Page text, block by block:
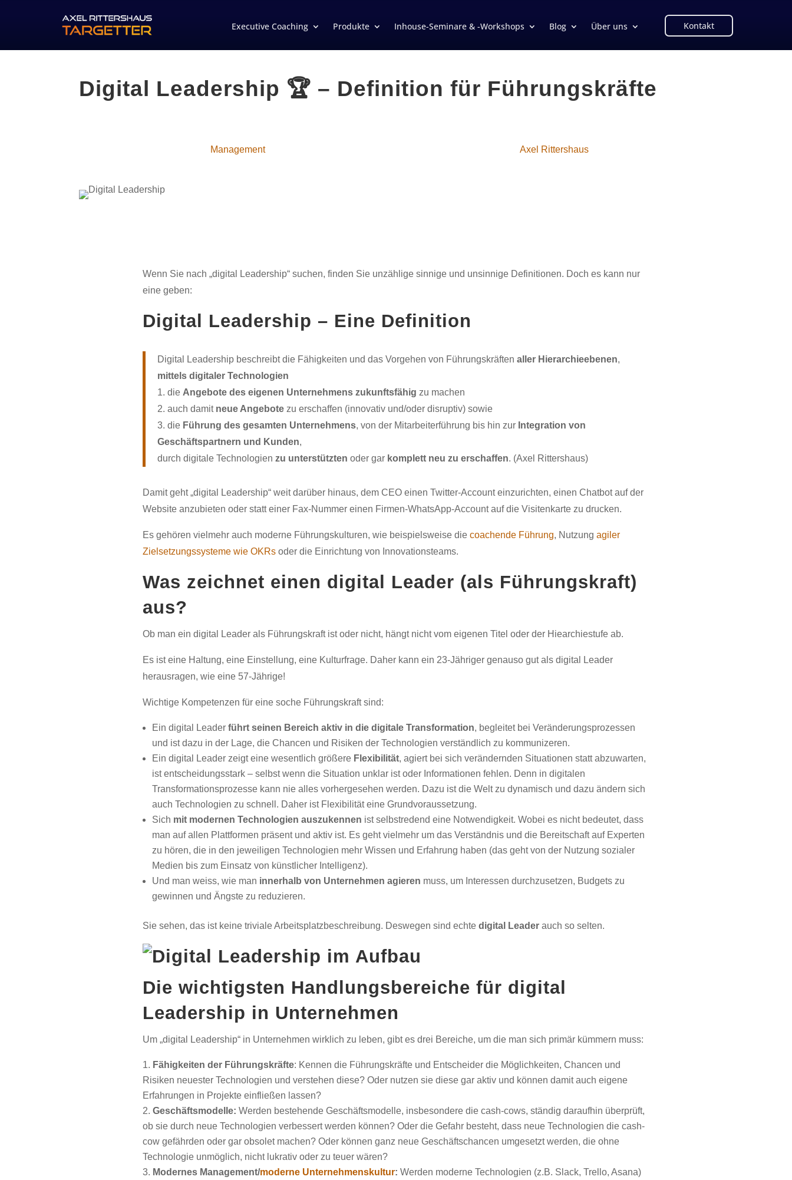
Executive Coaching Produkte Inhouse-Seminare & -Workshops Blog Über uns Kontakt
Digital Leadership 🏆 – Definition für Führungskräfte
Management Axel Rittershaus
Wenn Sie nach „digital Leadership“ suchen, finden Sie unzählige sinnige und unsinnige Definitionen. Doch es kann nur
eine geben:
Digital Leadership – Eine Definition
Digital Leadership beschreibt die Fähigkeiten und das Vorgehen von Führungskräften aller Hierarchieebenen,
mittels digitaler Technologien
1. die Angebote des eigenen Unternehmens zukunftsfähig zu machen
2. auch damit neue Angebotezu erschaffen (innovativ und/oder disruptiv) sowie
3. die Führung des gesamten Unternehmens, von der Mitarbeiterführung bis hin zurIntegration von
Geschäftspartnern und Kunden,
durch digitale Technologien zu unterstützten oder gar komplett neu zu erschaffen. (Axel Rittershaus)
Damit geht „digital Leadership“ weit darüber hinaus, dem CEO einen Twitter-Account einzurichten, einen Chatbot auf der
Website anzubieten oder statt einer Fax-Nummer einen Firmen-WhatsApp-Account auf die Visitenkarte zu drucken.
Es gehören vielmehr auch moderne Führungskulturen, wie beispielsweise die coachende Führung, Nutzung agiler
Zielsetzungssysteme wie OKRsoder die Einrichtung von Innovationsteams.
Was zeichnet einen digital Leader (als Führungskraft)
aus?
Ob man ein digital Leader als Führungskraft ist oder nicht, hängt nicht vom eigenen Titel oder der Hiearchiestufe ab.
Es ist eine Haltung, eine Einstellung, eine Kulturfrage. Daher kann ein 23-Jähriger genauso gut als digital Leader
herausragen, wie eine 57-Jährige!
Wichtige Kompetenzen für eine soche Führungskraft sind:
Ein digital Leader führt seinen Bereich aktiv in die digitale Transformation, begleitet bei Veränderungsprozessen
und ist dazu in der Lage, die Chancen und Risiken der Technologien verständlich zu kommunizeren.
Ein digital Leader zeigt eine wesentlich größere Flexibilität, agiert bei sich verändernden Situationen statt abzuwarten,
ist entscheidungsstark – selbst wenn die Situation unklar ist oder Informationen fehlen. Denn in digitalen
Transformationsprozesse kann nie alles vorhergesehen werden. Dazu ist die Welt zu dynamisch und dazu ändern sich
auch Technologien zu schnell. Daher ist Flexibilität eine Grundvoraussetzung.
Sich mit modernen Technologien auszukennen ist selbstredend eine Notwendigkeit. Wobei es nicht bedeutet, dass
man auf allen Plattformen präsent und aktiv ist. Es geht vielmehr um das Verständnis und die Bereitschaft auf Experten
zu hören, die in den jeweiligen Technologien mehr Wissen und Erfahrung haben (das geht von der Nutzung sozialer
Medien bis zum Einsatz von künstlicher Intelligenz).
Und man weiss, wie man innerhalb von Unternehmen agieren muss, um Interessen durchzusetzen, Budgets zu
gewinnen und Ängste zu reduzieren.
Sie sehen, das ist keine triviale Arbeitsplatzbeschreibung. Deswegen sind echte digital Leaderauch so selten.
Die wichtigsten Handlungsbereiche für digital
Leadership in Unternehmen
Um „digital Leadership“ in Unternehmen wirklich zu leben, gibt es drei Bereiche, um die man sich primär kümmern muss:
Fähigkeiten der Führungskräfte: Kennen die Führungskräfte und Entscheider die Möglichkeiten, Chancen und
Risiken neuester Technologien und verstehen diese? Oder nutzen sie diese gar aktiv und können damit auch eigene
Erfahrungen in Projekte einfließen lassen?
Geschäftsmodelle: Werden bestehende Geschäftsmodelle, insbesondere die cash-cows, ständig daraufhin überprüft,
ob sie durch neue Technologien verbessert werden können? Oder die Gefahr besteht, dass neue Technologien die cash-
cow gefährden oder gar obsolet machen? Oder können ganz neue Geschäftschancen umgesetzt werden, die ohne
Technologie unmöglich, nicht lukrativ oder zu teuer wären?
Modernes Management/moderne Unternehmenskultur: Werden moderne Technologien (z.B. Slack, Trello, Asana)